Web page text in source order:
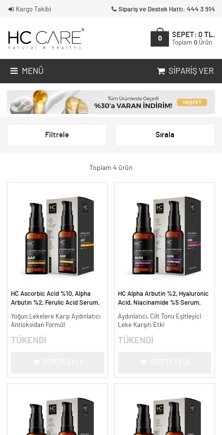
Kargo Takibi Sipariş ve Destek Hattı: 444 3 914
0
SEPET: 0 TL.
Toplam 0 Ürün
MENÜ SIPARIŞ VER
Filtrele Sırala
Toplam 4 ürün
HC Ascorbic Acid %10, Alpha
Arbutin %2, Ferulic Acid Serum,
ml.
Yoğun Lekelere Karşı Aydınlatıcı
Antioksidan Formül
TÜKENDİ
HC Alpha Arbutin %2, Hyaluronic
Acid, Niacinamide %5 Serum,
ml.
Aydınlatıcı, Cilt Tonu Eşitleyici
Leke Karşıtı Etki
TÜKENDİ